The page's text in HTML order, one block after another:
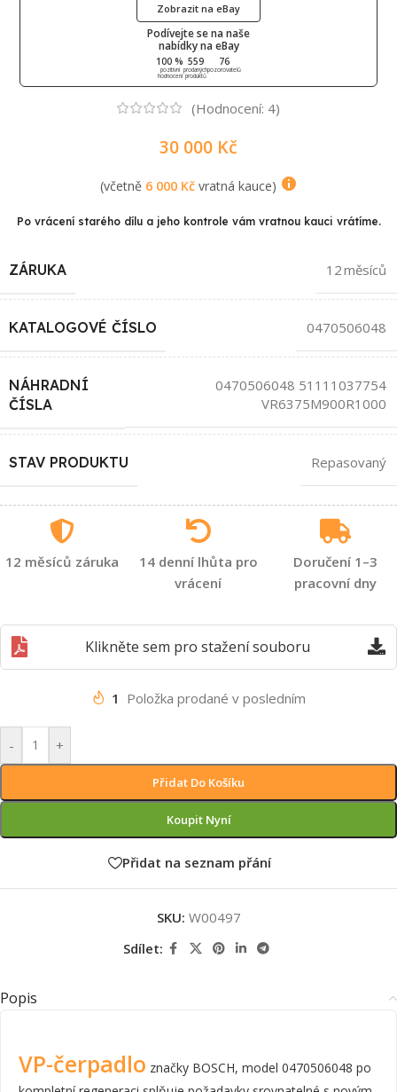
Podívejte se na naše
nabídky na eBay
100 %
pozitivní
hodnocení
559
prodaných
produktů
76
pozorovatelů
Zobrazit na eBay
(Hodnocení: 4)
30 000 Kč
(včetně 6 000 Kčvratná kauce)
Po vrácení starého dílu a jeho kontrole vám vratnou kauci vrátíme.
ZÁRUKA 12 měsíců
KATALOGOVÉ ČÍSLO 0470506048
NÁHRADNÍ
ČÍSLA
0470506048 51111037754
VR6375M900R1000
STAV PRODUKTU Repasovaný
12 měsíců záruka
14 denní lhůta pro
vrácení
Doručení 1–3
pracovní dny
Klikněte sem pro stažení souboru
1 Položka prodané v posledním
- +
Přidat Do Košíku
Koupit Nyní
Přidat na seznam přání
SKU: W00497
Sdílet:
Popis
VP-čerpadlo značky BOSCH, model 0470506048 po